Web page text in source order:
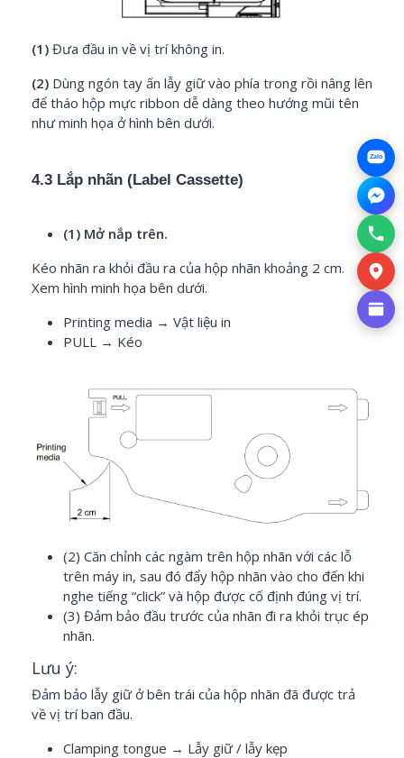
(1) Đưa đầu in về vị trí không in.
(2) Dùng ngón tay ấn lẫy giữ vào phía trong rồi nâng lên
để tháo hộp mực ribbon dễ dàng theo hướng mũi tên
như minh họa ở hình bên dưới.
4.3 Lắp nhãn (Label Cassette)
(1) Mở nắp trên.
Kéo nhãn ra khỏi đầu ra của hộp nhãn khoảng 2 cm.
Xem hình minh họa bên dưới.
Printing media → Vật liệu in
PULL → Kéo
(2) Căn chỉnh các ngàm trên hộp nhãn với các lỗ
trên máy in, sau đó đẩy hộp nhãn vào cho đến khi
nghe tiếng “click” và hộp được cố định đúng vị trí.
(3) Đảm bảo đầu trước của nhãn đi ra khỏi trục ép
nhãn.
Lưu ý:
Đảm bảo lẫy giữ ở bên trái của hộp nhãn đã được trả
về vị trí ban đầu.
Clamping tongue → Lẫy giữ / lẫy kẹp
Zalo